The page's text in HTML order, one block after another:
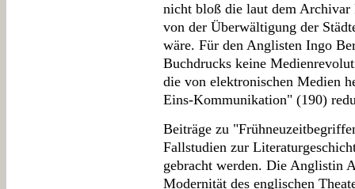
nicht bloß die laut dem
von der Überwältigung der
wäre. Für den Anglisten Ingo
Buchdrucks keine
die von elektronischen Medien
Eins-Kommunikation" (190)
Beiträge zu
Fallstudien zur
gebracht werden. Die Anglistin
Modernität des englischen